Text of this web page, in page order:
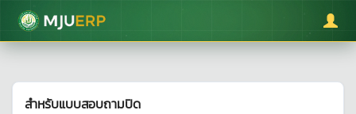
มหาวิทยาลัยแม่โจ้
สำหรับแบบสอบถามปิด